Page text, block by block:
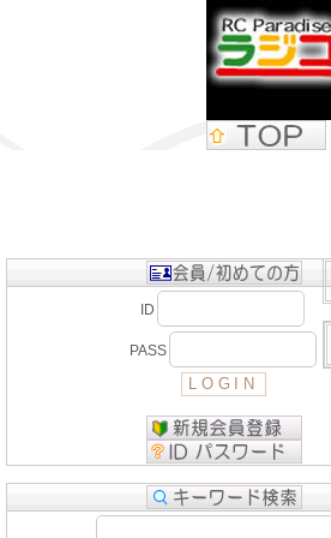
ID
PASS